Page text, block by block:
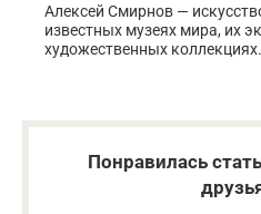
Алексей Смирнов —
известных музеях мира, их
художественных коллекциях.
Понравилась